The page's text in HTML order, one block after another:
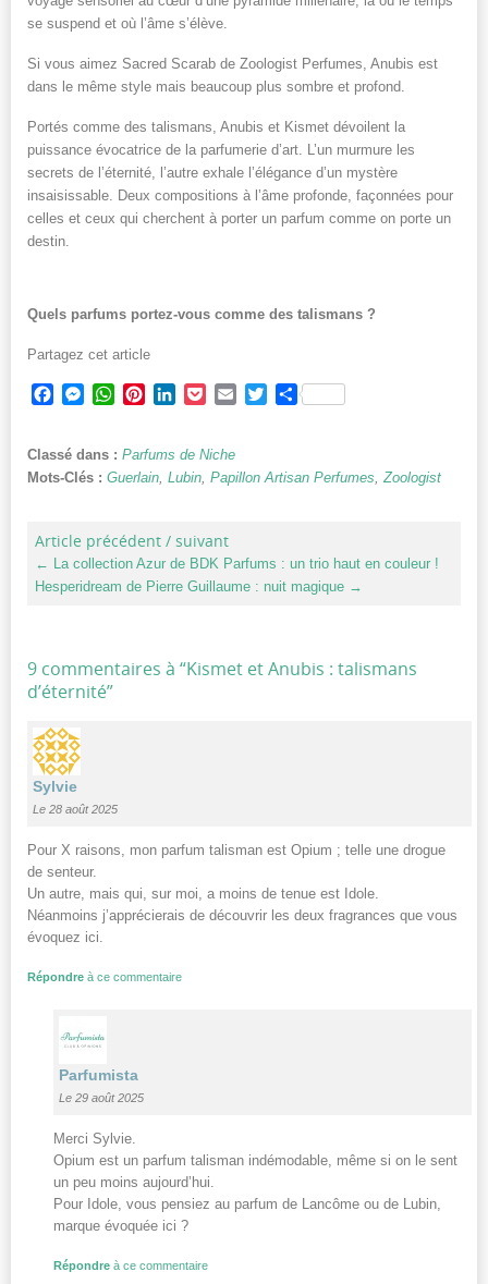
se suspend et où l’âme s’élève.
Si vous aimez Sacred Scarab de Zoologist Perfumes, Anubis est
dans le même style mais beaucoup plus sombre et profond.
Portés comme des talismans, Anubis et Kismet dévoilent la
puissance évocatrice de la parfumerie d’art. L’un murmure les
secrets de l’éternité, l’autre exhale l’élégance d’un mystère
insaisissable. Deux compositions à l’âme profonde, façonnées pour
celles et ceux qui cherchent à porter un parfum comme on porte un
destin.
Quels parfums portez-vous comme des talismans ?
Partagez cet article
Facebook
Messenger
WhatsApp
PinterestLinkedInPocketEmailTwitterPartager
Classé dans : Parfums de Niche
Mots-Clés : Guerlain Lubin Papillon Artisan Perfumes Zoologist
Article précédent / suivant
←
La collection Azur de BDK Parfums : un trio haut en couleur !
Hesperidream de Pierre Guillaume : nuit magique →
9 commentaires à “Kismet et Anubis : talismans
d’éternité”
Sylvie
Le 28 août 2025
Pour X raisons, mon parfum talisman est Opium ; telle une drogue
de senteur.
Un autre, mais qui, sur moi, a moins de tenue est Idole.
Néanmoins j’apprécierais de découvrir les deux fragrances que vous
évoquez ici.
Répondre à ce commentaire
Parfumista
Le 29 août 2025
Merci Sylvie.
Opium est un parfum talisman indémodable, même si on le sent
un peu moins aujourd’hui.
Pour Idole, vous pensiez au parfum de Lancôme ou de Lubin,
marque évoquée ici ?
Répondre à ce commentaire